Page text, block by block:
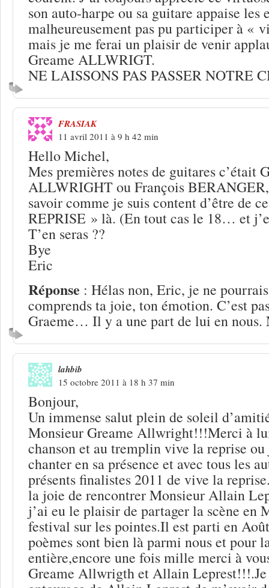
son auto-harpe ou sa guitare appaise les
malheureusement pas pu participer à «
mais je me ferai un plaisir de venir
Greame ALLWRIGT.
NE LAISSONS PAS PASSER NOTRE
FRASIAK
11 avril 2011 à 9 h 42 min
Hello Michel,
Mes premières notes de guitares c’était
ALLWRIGHT ou François
savoir comme je suis content d’être de
REPRISE » là. (En tout cas le 18… et
T’en seras ??
Bye
Eric
Réponse : Hélas non, Eric, je ne
comprends ta joie, ton émotion. C’est
Graeme… Il y a une part de lui en nous.
lahbib
15 octobre 2011 à 18 h 37 min
Bonjour,
Un immense salut plein de soleil
Monsieur Greame Allwright!!!Merci à
chanson et au tremplin vive la reprise ou
chanter en sa présence et avec tous les
présents finalistes 2011 de vive la
la joie de rencontrer Monsieur Allain
j’ai eu le plaisir de partager la scène en
festival sur les pointes.Il est parti en
poèmes sont bien là parmi nous et pour
entière,encore une fois mille merci à
Greame Allwrigth et Allain Leprest!!!.Je